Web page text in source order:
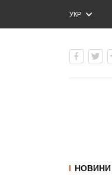
УКР
ENG
НОВИНИ